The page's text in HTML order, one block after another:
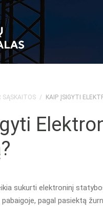
SĄSKAITOS / KAIP ĮSIGYTI
sukurti elektroninį
pagal pasiektą